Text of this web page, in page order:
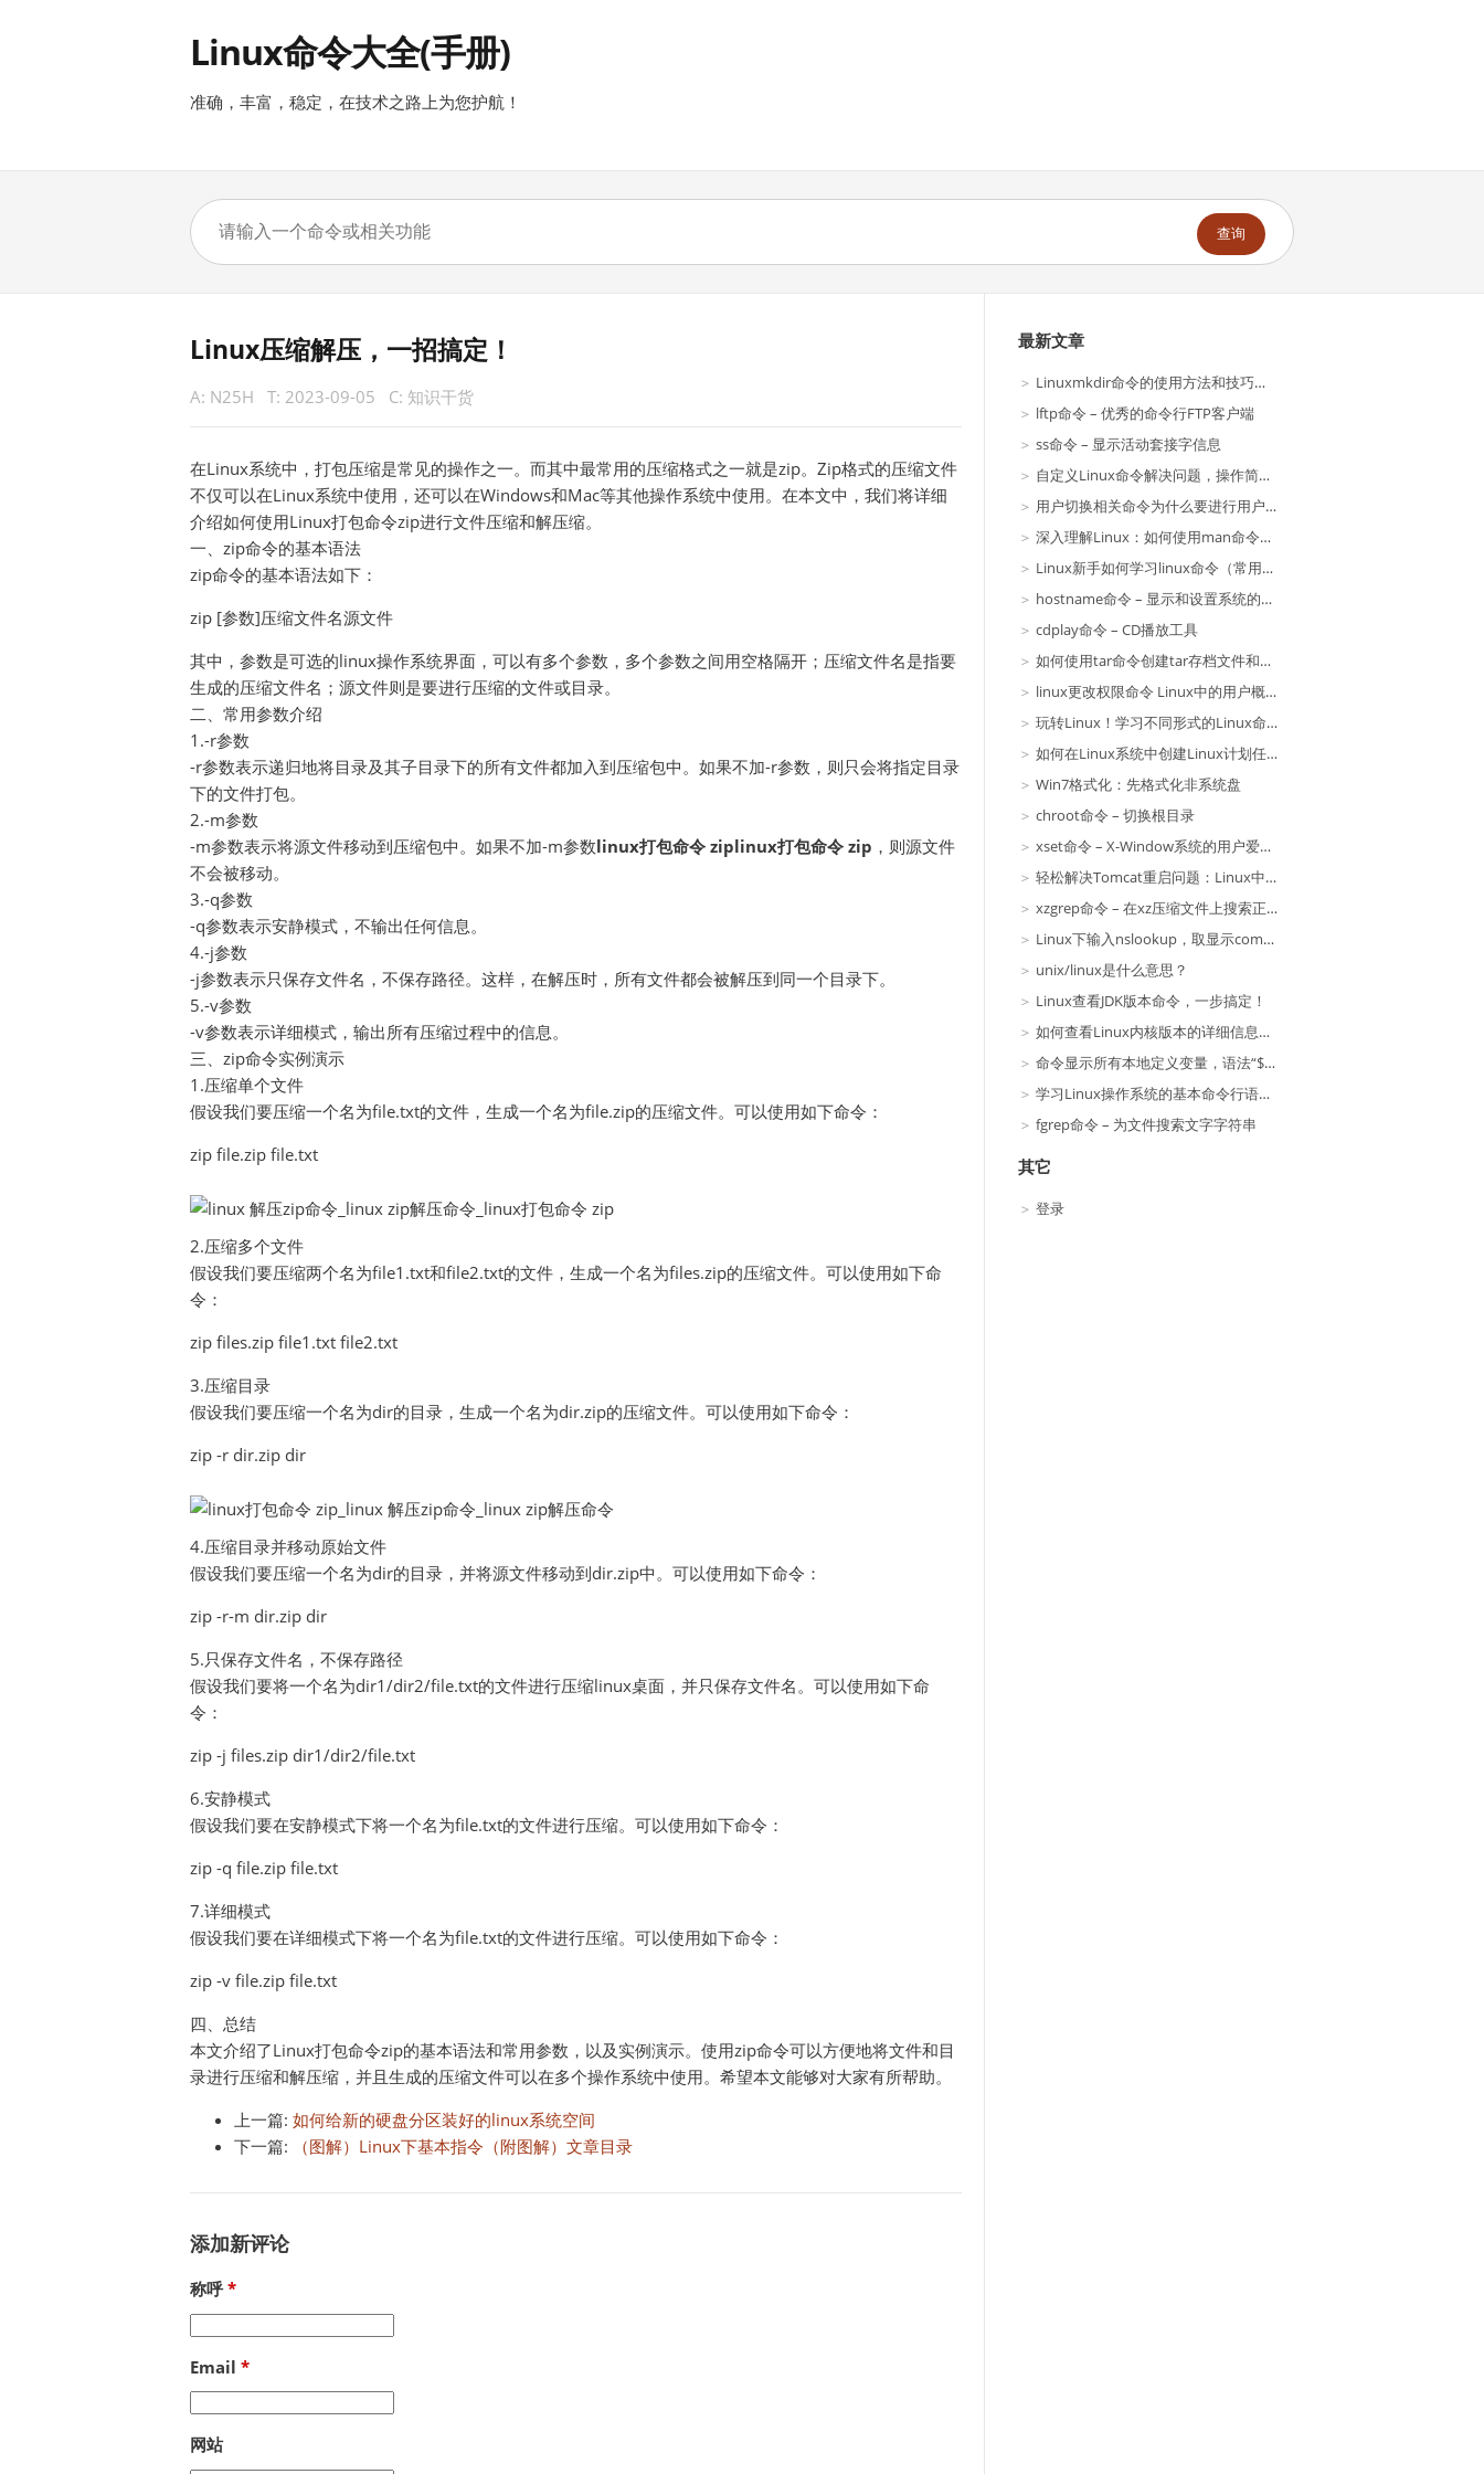
Linux命令大全(手册)
准确，丰富，稳定，在技术之路上为您护航！
查询
Linux压缩解压，一招搞定！
A: N25H T: 2023-09-05 C: 知识干货
在Linux系统中，打包压缩是常见的操作之一。而其中最常用的压缩格式之一就是zip。Zip格式的压缩文件
不仅可以在Linux系统中使用，还可以在Windows和Mac等其他操作系统中使用。在本文中，我们将详细
介绍如何使用Linux打包命令zip进行文件压缩和解压缩。
一、zip命令的基本语法
zip命令的基本语法如下：
zip [参数]压缩文件名源文件
其中，参数是可选的linux操作系统界面，可以有多个参数，多个参数之间用空格隔开；压缩文件名是指要
生成的压缩文件名；源文件则是要进行压缩的文件或目录。
二、常用参数介绍
1.-r参数
-r参数表示递归地将目录及其子目录下的所有文件都加入到压缩包中。如果不加-r参数，则只会将指定目录
下的文件打包。
2.-m参数
-m参数表示将源文件移动到压缩包中。如果不加-m参数linux打包命令 ziplinux打包命令 zip ，则源文件
不会被移动。
3.-q参数
-q参数表示安静模式，不输出任何信息。
4.-j参数
-j参数表示只保存文件名，不保存路径。这样，在解压时，所有文件都会被解压到同一个目录下。
5.-v参数
-v参数表示详细模式，输出所有压缩过程中的信息。
三、zip命令实例演示
1.压缩单个文件
假设我们要压缩一个名为file.txt的文件，生成一个名为file.zip的压缩文件。可以使用如下命令：
zip file.zip file.txt
2.压缩多个文件
假设我们要压缩两个名为file1.txt和file2.txt的文件，生成一个名为files.zip的压缩文件。可以使用如下命
令：
zip files.zip file1.txt file2.txt
3.压缩目录
假设我们要压缩一个名为dir的目录，生成一个名为dir.zip的压缩文件。可以使用如下命令：
zip -r dir.zip dir
4.压缩目录并移动原始文件
假设我们要压缩一个名为dir的目录，并将源文件移动到dir.zip中。可以使用如下命令：
zip -r-m dir.zip dir
5.只保存文件名，不保存路径
假设我们要将一个名为dir1/dir2/file.txt的文件进行压缩linux桌面，并只保存文件名。可以使用如下命
令：
zip -j files.zip dir1/dir2/file.txt
6.安静模式
假设我们要在安静模式下将一个名为file.txt的文件进行压缩。可以使用如下命令：
zip -q file.zip file.txt
7.详细模式
假设我们要在详细模式下将一个名为file.txt的文件进行压缩。可以使用如下命令：
zip -v file.zip file.txt
四、总结
本文介绍了Linux打包命令zip的基本语法和常用参数，以及实例演示。使用zip命令可以方便地将文件和目
录进行压缩和解压缩，并且生成的压缩文件可以在多个操作系统中使用。希望本文能够对大家有所帮助。
上一篇: 如何给新的硬盘分区装好的linux系统空间
下一篇:
（图解）Linux下基本指令（附图解）文章目录
添加新评论
称呼
Email
网站
最新文章
Linuxmkdir命令的使用方法和技巧和使用技巧命令
lftp命令 – 优秀的命令行FTP客户端
ss命令 – 显示活动套接字信息
自定义Linux命令解决问题，操作简单易学！
用户切换相关命令为什么要进行用户组切换？|
深入理解Linux：如何使用man命令查询系统命令？
Linux新手如何学习linux命令（常用选项）
hostname命令 – 显示和设置系统的主机名
cdplay命令 – CD播放工具
如何使用tar命令创建tar存档文件和目录打包并压缩
linux更改权限命令 Linux中的用户概念用户与用户组的相关知识汇总
玩转Linux！学习不同形式的Linux命令大全版，享受学习Linux的超级优势！
如何在Linux系统中创建Linux计划任务命令？
Win7格式化：先格式化非系统盘
chroot命令 – 切换根目录
xset命令 – X-Window系统的用户爱好设置
轻松解决Tomcat重启问题：Linux中的Tomcat重启命令
xzgrep命令 – 在xz压缩文件上搜索正则表达式
Linux下输入nslookup，取显示command，直接yuminstallnslookup
unix/linux是什么意思？
Linux查看JDK版本命令，一步搞定！
如何查看Linux内核版本的详细信息？命令来获取
命令显示所有本地定义变量，语法“$echo”
学习Linux操作系统的基本命令行语法，开启你的Linux之旅！
fgrep命令 – 为文件搜索文字字符串
其它
登录